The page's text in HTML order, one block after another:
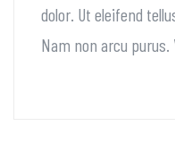
dolor. Ut eleifend
Nam non arcu